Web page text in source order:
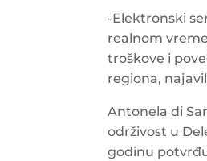
-Elektronski
realnom
troškove i
regiona,
Antonela di
održivost u
godinu